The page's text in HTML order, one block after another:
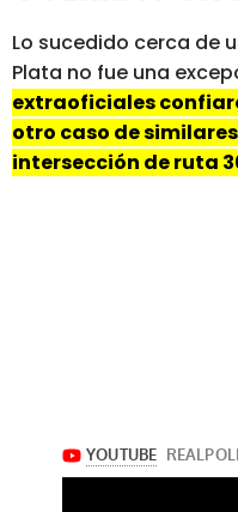
Lo sucedido cerca de
Plata no fue una
extraoficiales
otro caso de
intersección de ruta